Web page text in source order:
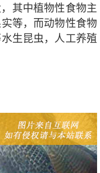
其中植物性食物主
等，而动物性食物
生昆虫，人工养殖